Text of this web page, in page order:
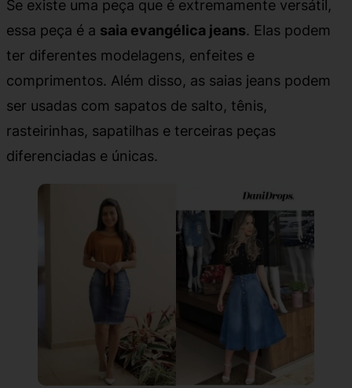
Se existe uma peça que é extremamente versátil,
essa peça é a saia evangélica jeans. Elas podem
ter diferentes modelagens, enfeites e
comprimentos. Além disso, as saias jeans podem
ser usadas com sapatos de salto, tênis,
rasteirinhas, sapatilhas e terceiras peças
diferenciadas e únicas.